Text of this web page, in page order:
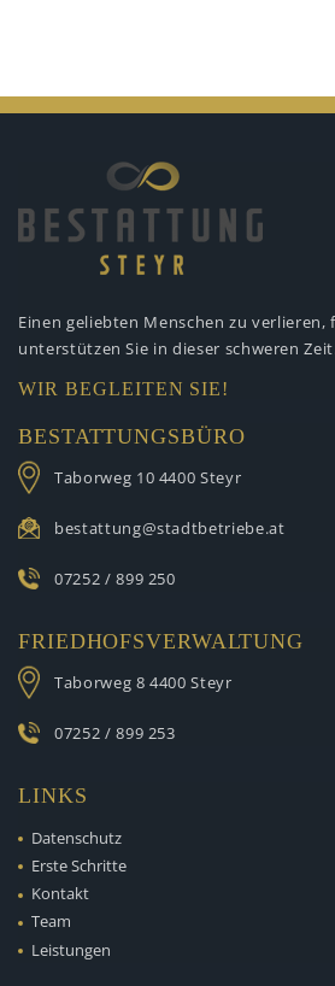
Einen geliebten Menschen zu verlieren,
unterstützen Sie in dieser schweren
WIR BEGLEITEN SIE!
BESTATTUNGSBÜRO
Taborweg 10 4400 Steyr
bestattung@stadtbetriebe.at
07252 / 899 250
FRIEDHOFSVERWALTUNG
Taborweg 8 4400 Steyr
07252 / 899 253
LINKS
Datenschutz
Erste Schritte
Kontakt
Team
Leistungen